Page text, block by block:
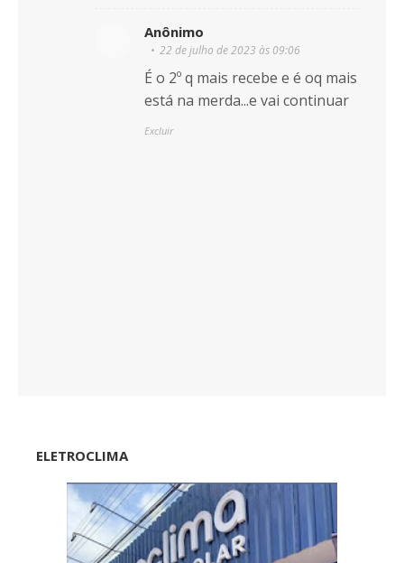
Anônimo
22 de julho de 2023 às 09:06
É o 2º q mais recebe e é oq mais
está na merda...e vai continuar
Excluir
ELETROCLIMA